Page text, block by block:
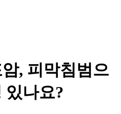
, 피막침범으
있나요?